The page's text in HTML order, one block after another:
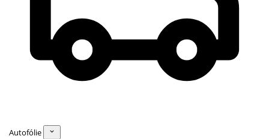
Autofólie